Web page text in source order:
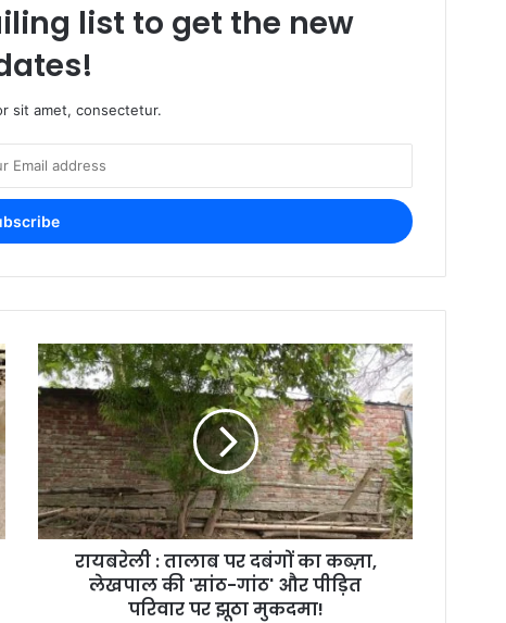
list to get the new
sit amet, consectetur.
रायबरेली : तालाब पर दबंगों का कब्ज़ा,
लेखपाल की 'सांठ-गांठ' और पीड़ित
परिवार पर झूठा मुकदमा!